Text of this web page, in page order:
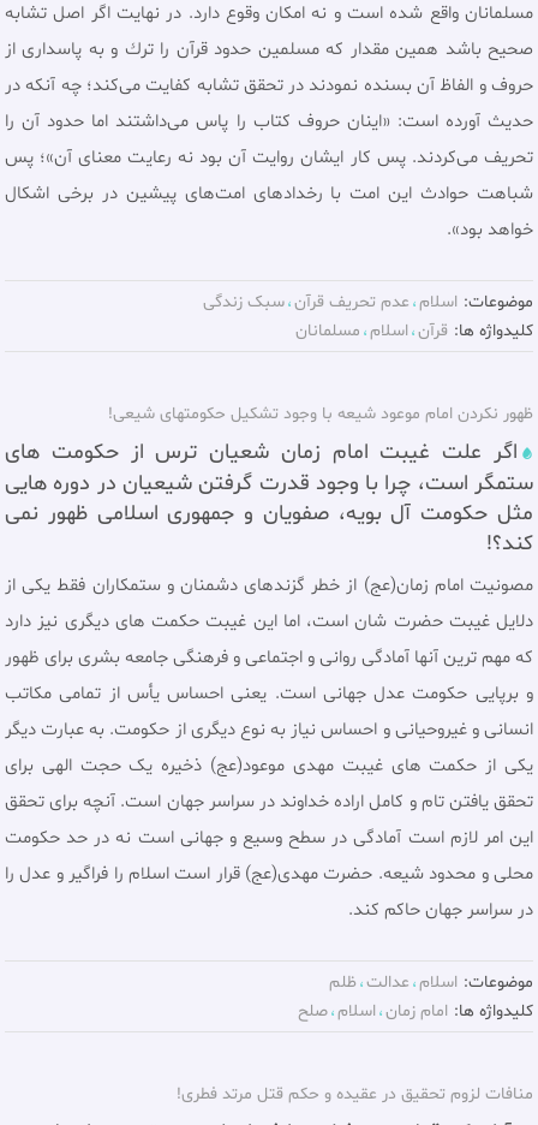
مسلمانان واقع شده است و نه امكان وقوع دارد. در نهايت اگر اصل تشابه
صحيح باشد همين مقدار كه مسلمين حدود قرآن را ترك و به پاسدارى از
حروف و الفاظ آن بسنده نمودند در تحقق تشابه كفايت مى‌كند؛ چه آنكه در
حديث آورده است: «اينان حروف كتاب را پاس مى‌داشتند اما حدود آن را
تحريف مى‌كردند. پس كار ايشان روايت آن بود نه رعايت معناى آن»؛ پس
شباهت حوادث اين امت با رخدادهاى امت‌هاى پيشين در برخى اشكال
خواهد بود».
موضوعات: اسلام عدم تحريف قرآن سبک زندگی
کلیدواژه ها: قرآن اسلام مسلمانان
ظهور نکردن امام موعود شیعه با وجود تشکیل حکومتهای شیعی!
اگر علت غیبت امام زمان شعیان ترس از حکومت های
ستمگر است، چرا با وجود قدرت گرفتن شیعیان در دوره هایی
مثل حکومت آل بویه، صفویان و جمهوری اسلامی ظهور نمی
کند؟!
مصونیت امام زمان(عج) از خطر گزندهای دشمنان و ستمکاران فقط یکی از
دلایل غیبت حضرت شان است، اما این غیبت حکمت های دیگری نیز دارد
که مهم ترین آنها آمادگی روانی و اجتماعی و فرهنگی جامعه بشری برای ظهور
و برپایی حکومت عدل جهانی است. یعنی احساس یأس از تمامی مکاتب
انسانی و غیروحیانی و احساس نیاز به نوع دیگری از حکومت. به عبارت دیگر
یکی از حکمت های غیبت مهدی موعود(عج) ذخیره یک حجت الهی برای
تحقق یافتن تام و کامل اراده خداوند در سراسر جهان است. آنچه برای تحقق
این امر لازم است آمادگی در سطح وسیع و جهانی است نه در حد حکومت
محلی و محدود شیعه. حضرت مهدی(عج) قرار است اسلام را فراگیر و عدل را
در سراسر جهان حاکم کند.
موضوعات: اسلام عدالت ظلم
کلیدواژه ها: امام زمان اسلام صلح
منافات لزوم تحقیق در عقیده و حکم قتل مرتد فطری!